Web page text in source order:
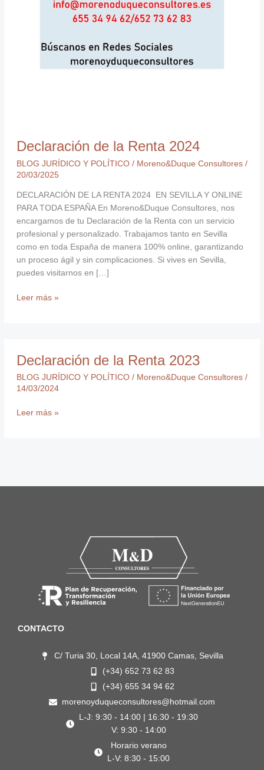
Declaración de la Renta 2024
BLOG JURÍDICO Y POLÍTICO/ Moreno&Duque Consultores /
20/03/2025
DECLARACIÓN DE LA RENTA 2024 EN SEVILLA Y ONLINE
PARA TODA ESPAÑA En Moreno&Duque Consultores, nos
encargamos de tu Declaración de la Renta con un servicio
profesional y personalizado. Trabajamos tanto en Sevilla
como en toda España de manera 100% online, garantizando
un proceso ágil y sin complicaciones. Si vives en Sevilla,
puedes visitarnos en […]
Leer más »
Declaración de la Renta 2023
BLOG JURÍDICO Y POLÍTICO/ Moreno&Duque Consultores /
14/03/2024
de
Renta
Leer más »
CONTACTO
C/ Turia 30, Local 14A, 41900 Camas, Sevilla
(+34) 652 73 62 83
(+34) 655 34 94 62
morenoyduqueconsultores@hotmail.com
L-J: 9:30 - 14:00 | 16:30 - 19:30
V: 9:30 - 14:00
Horario verano
L-V: 8:30 - 15:00